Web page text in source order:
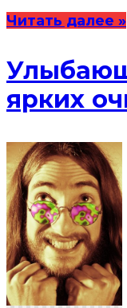
Читать далее »
ярких